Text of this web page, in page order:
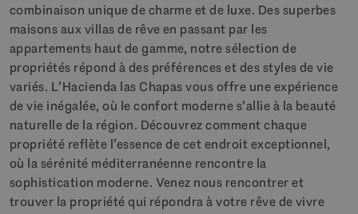
combinaison unique de charme et de luxe. Des superbes
maisons aux villas de rêve en passant par les
appartements haut de gamme, notre sélection de
propriétés répond à des préférences et des styles de vie
variés. L’Hacienda las Chapas vous offre une expérience
de vie inégalée, où le confort moderne s’allie à la beauté
naturelle de la région. Découvrez comment chaque
propriété reflète l’essence de cet endroit exceptionnel,
où la sérénité méditerranéenne rencontre la
sophistication moderne. Venez nous rencontrer et
trouver la propriété qui répondra à votre rêve de vivre